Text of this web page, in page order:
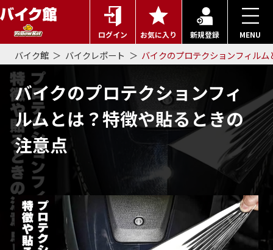
ログイン お気に入り 新規登録 MENU
バイク館 バイクレポート バイクのプロテクションフィル
バイクのプロテクションフィ
ルムとは？特徴や貼るときの
注意点